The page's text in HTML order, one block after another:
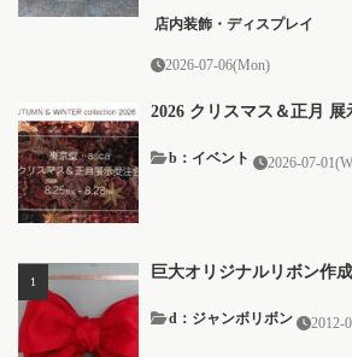
店内装飾・ディスプレイ
2026-07-06(Mon)
2026 クリスマス＆正月 展
b：イベント 2026-07-
巨大オリジナルリボン作
2012-
d：ジャンボリボン